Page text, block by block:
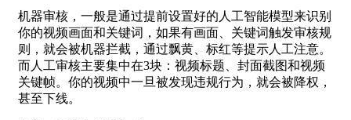
机器审核，一般是通过提前设置好的人工智能模型来识别
你的视频画面和关键词，如果有画面、关键词触发审核规
则，就会被机器拦截，通过飘黄、标红等提示人工注意。
而人工审核主要集中在3块：视频标题、封面截图和视频
关键帧。你的视频中一旦被发现违规行为，就会被降权，
甚至下线。